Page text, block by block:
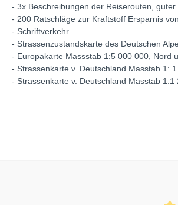
- 3x Beschreibungen der Reiserouten, guter
- 200 Ratschläge zur Kraftstoff Ersparnis
- Schriftverkehr
- Strassenzustandskarte des Deutschen
- Europakarte Massstab 1:5 000 000, Nord
- Strassenkarte v. Deutschland Masstab 1:
- Strassenkarte v. Deutschland Masstab